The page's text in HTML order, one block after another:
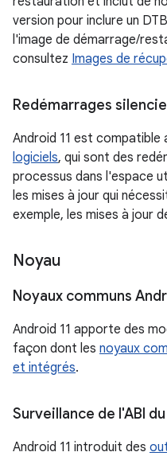
version pour inclure un
l'image de démarrage/
consultez Images de
Redémarrages
Android 11 est compatible
logiciels, qui sont des
processus dans l'espace
les mises à jour qui
exemple, les mises à jour
Noyau
Noyaux communs
Android 11 apporte des
façon dont les noyaux
et intégrés.
Surveillance de l'ABI
Android 11 introduit des